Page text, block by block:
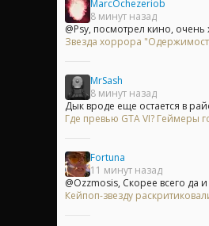
MarcOchezeriob
8 минут назад
@Psy, посмотрел кино,
Звезда хоррора
MrSash
8 минут назад
Дык вроде еще остается в
Где превью GTA VI? Геймеры
Fortuna
11 минут назад
@Ozzmosis, Скорее всего да
Кейпоп-звезду